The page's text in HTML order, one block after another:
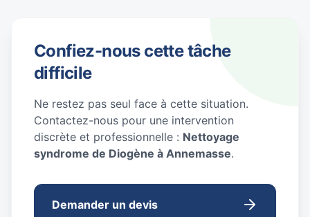
Confiez-nous cette tâche
difficile
Ne restez pas seul face à cette situation.
Contactez-nous pour une intervention
discrète et professionnelle : Nettoyage
syndrome de Diogène à Annemasse.
Demander un devis